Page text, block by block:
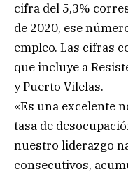
cifra del 5,3%
de 2020, ese
empleo. Las cifras
que incluye a
y Puerto Vilelas.
«Es una excelente
tasa de
nuestro liderazgo
consecutivos,